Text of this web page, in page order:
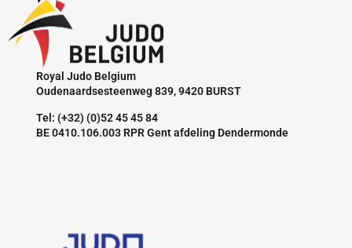
Royal Judo Belgium
Oudenaardsesteenweg 839, 9420 BURST
Tel: (+32) (0)52 45 45 84
BE 0410.106.003 RPR Gent afdeling Dendermonde